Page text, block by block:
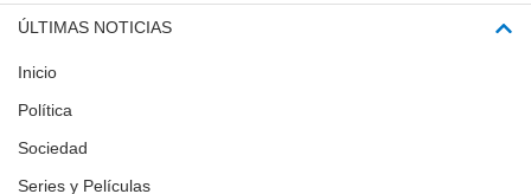
ÚLTIMAS NOTICIAS
Inicio
Política
Sociedad
Series y Películas